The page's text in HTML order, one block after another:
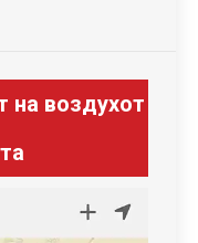
на воздухот